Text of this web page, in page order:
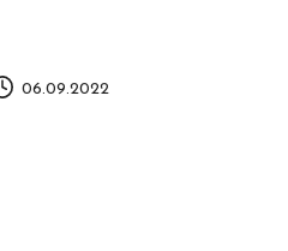
06.09.2022